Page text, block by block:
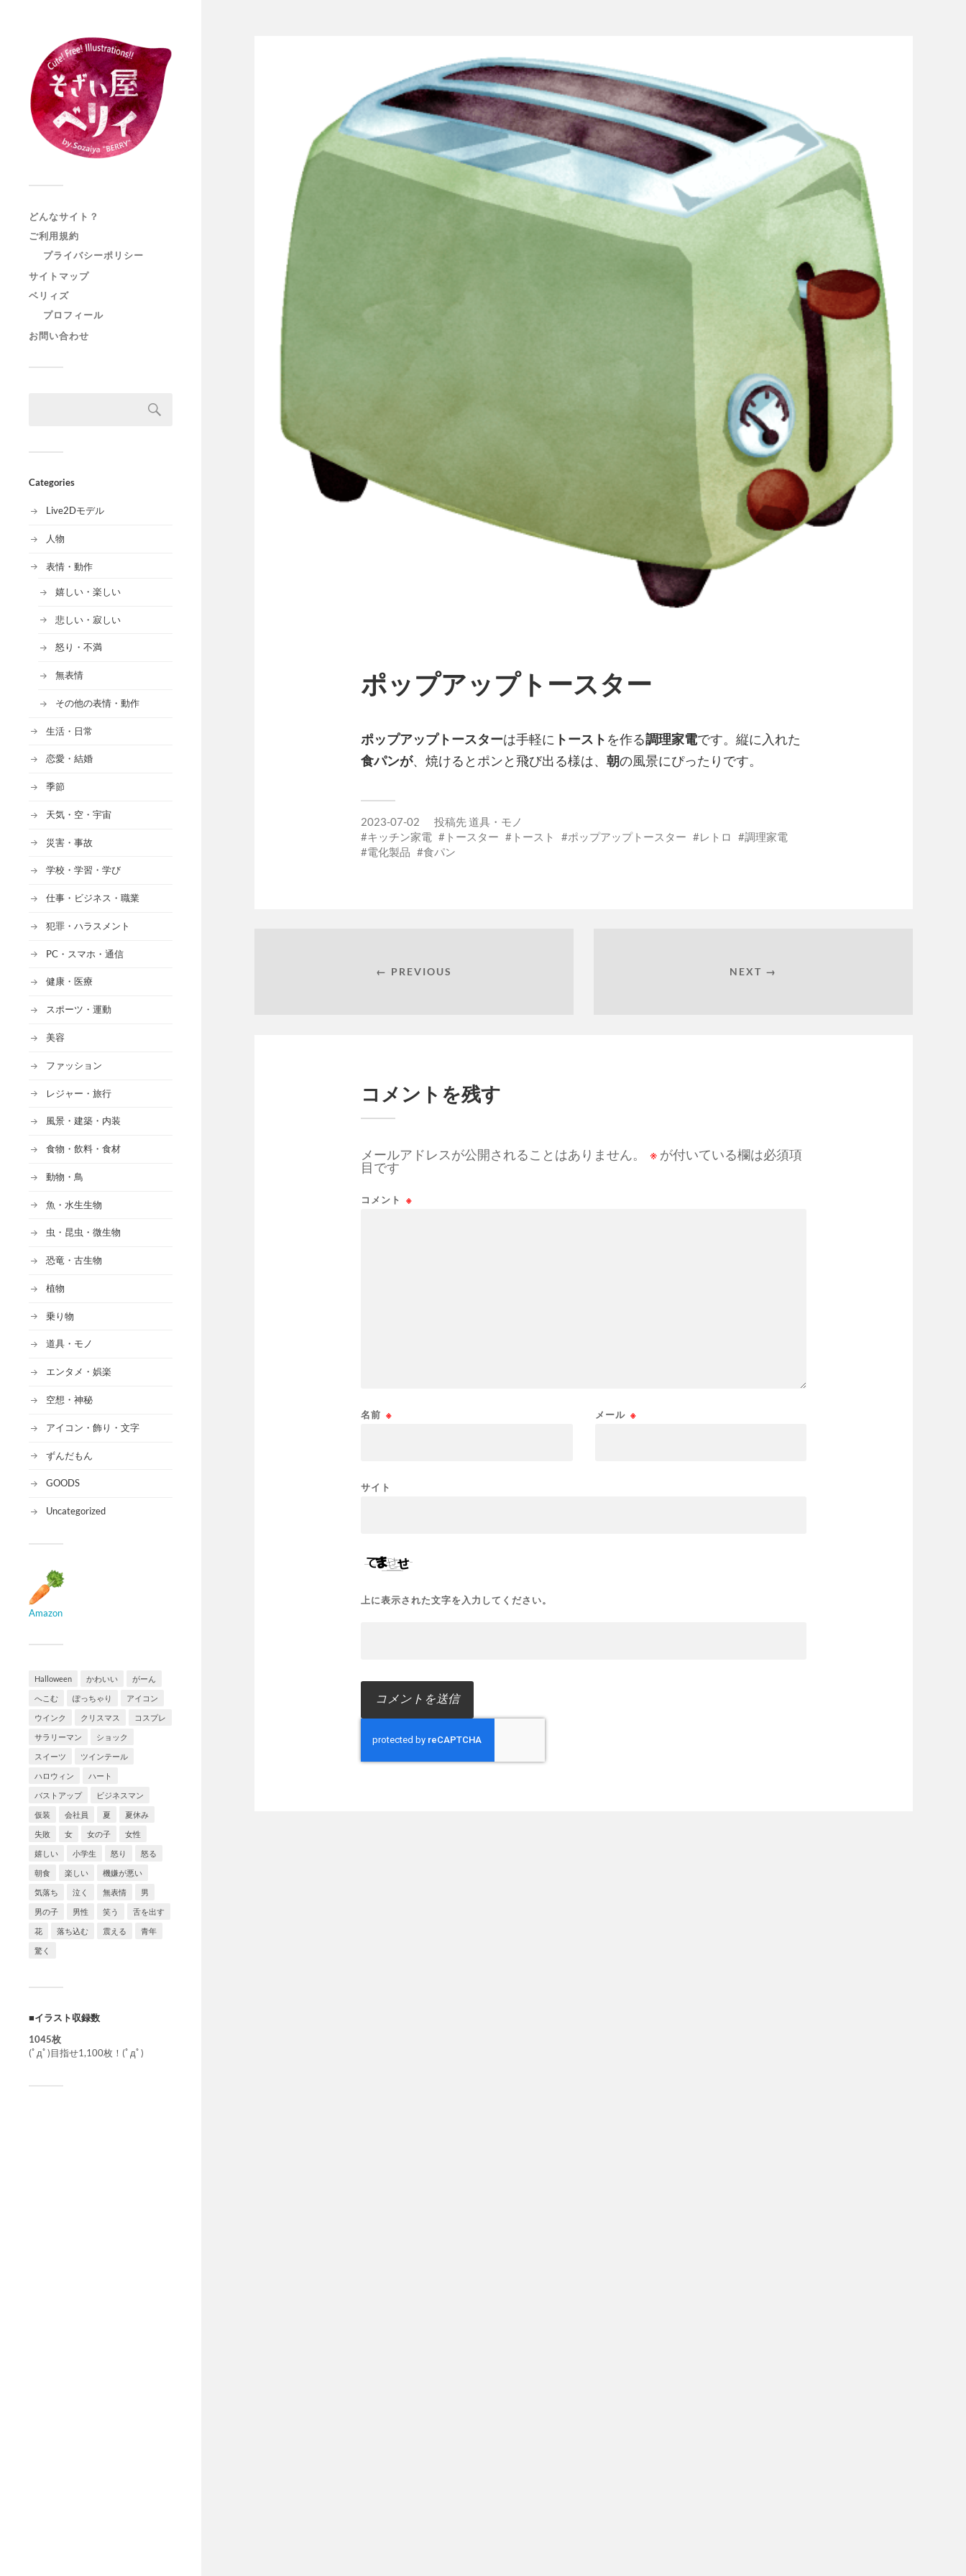
どんなサイト？
ご利用規約
プライバシーポリシー
サイトマップ
ベリィズ
プロフィール
お問い合わせ
Categories
Live2Dモデル
人物
表情・動作
嬉しい・楽しい
悲しい・寂しい
怒り・不満
無表情
その他の表情・動作
生活・日常
恋愛・結婚
季節
天気・空・宇宙
災害・事故
学校・学習・学び
仕事・ビジネス・職業
犯罪・ハラスメント
PC・スマホ・通信
健康・医療
スポーツ・運動
美容
ファッション
レジャー・旅行
風景・建築・内装
食物・飲料・食材
動物・鳥
魚・水生生物
虫・昆虫・微生物
恐竜・古生物
植物
乗り物
道具・モノ
エンタメ・娯楽
空想・神秘
アイコン・飾り・文字
ずんだもん
GOODS
Uncategorized
Amazon
Halloween かわいい がーん
へこむ ぽっちゃり アイコン
ウインク クリスマス コスプレ
サラリーマン ショック
スイーツ ツインテール
ハロウィン ハート
バストアップ ビジネスマン
仮装 会社員 夏 夏休み
失敗 女 女の子 女性
嬉しい 小学生 怒り 怒る
朝食 楽しい 機嫌が悪い
気落ち 泣く 無表情 男
男の子 男性 笑う 舌を出す
花 落ち込む 震える 青年
驚く
■イラスト収録数
1045枚
(ﾟдﾟ)目指せ1,100枚！(ﾟдﾟ)
ポップアップトースター
ポップアップトースターは手軽に トースト を作る調理家電です。縦に入れた
食パンが、焼けるとポンと飛び出る様は、 朝の風景にぴったりです。
2023-07-02 投稿先道具・モノ
キッチン家電
トースター トースト ポップアップトースター レトロ
調理家電
電化製品
食パン
← PREVIOUS NEXT →
コメントを残す
メールアドレスが公開されることはありません。 ※ が付いている欄は必須項
目です
コメント ※
名前 ※ メール ※
サイト
上に表示された文字を入力してください。